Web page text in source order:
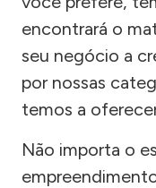
encontrará o
seu negócio a
por nossas
temos a
Não importa o